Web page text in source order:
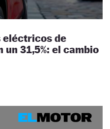
eléctricos de
31,5%: el cambio